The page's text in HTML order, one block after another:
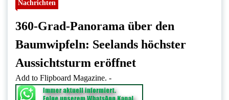
Nachrichten
360-Grad-Panorama über den
Baumwipfeln: Seelands höchster
Aussichtsturm eröffnet
Add to Flipboard Magazine. -